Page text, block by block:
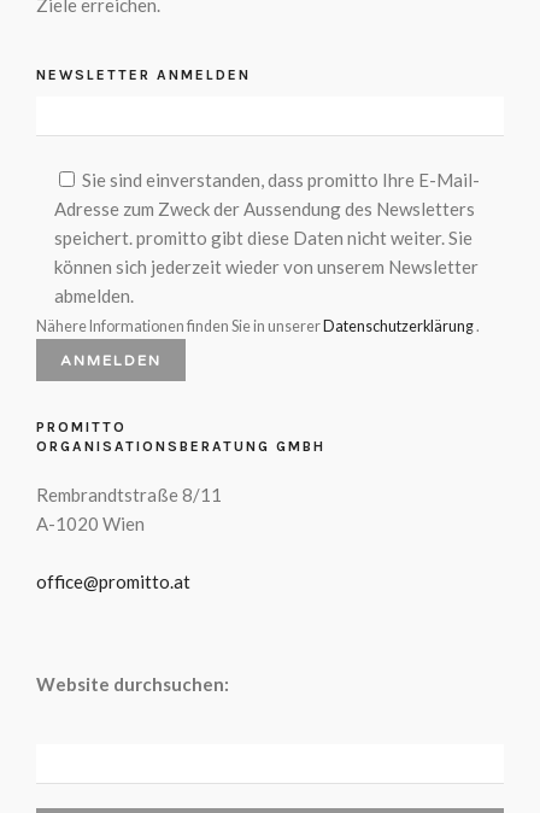
Ziele erreichen.
NEWSLETTER ANMELDEN
Sie sind einverstanden, dass promitto Ihre E-Mail-
Adresse zum Zweck der Aussendung des Newsletters
speichert. promitto gibt diese Daten nicht weiter. Sie
können sich jederzeit wieder von unserem Newsletter
abmelden.
Nähere Informationen finden Sie in unsererDatenschutzerklärung.
PROMITTO
ORGANISATIONSBERATUNG GMBH
Rembrandtstraße 8/11
A-1020 Wien
office@promitto.at
Website durchsuchen:
NACH: